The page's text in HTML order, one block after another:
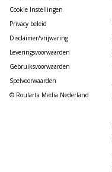
Cookie Instellingen
Privacy beleid
Disclaimer/vrijwaring
Leveringsvoorwaarden
Gebruiksvoorwaarden
Spelvoorwaarden
© Roularta Media Nederland